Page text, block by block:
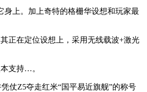
上。加上奇特的格栅华设想和玩家最
正在定位设想上，采用无线载波+激光
支持…。
仗Z5夺走红米“国平易近旗舰”的称号